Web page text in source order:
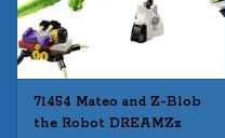
71454 Mateo and Z-Blob
the Robot DREAMZz